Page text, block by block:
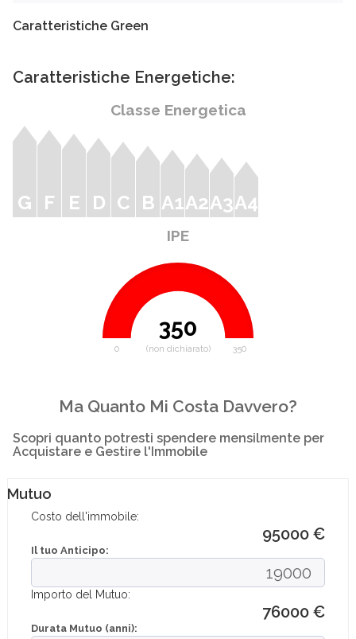
Caratteristiche Green
Caratteristiche Energetiche:
Classe Energetica
G F E D C B A1A2A3A4
IPE
350
(non dichiarato)
0 350
Ma Quanto Mi Costa Davvero?
Scopri quanto potresti spendere mensilmente per
Acquistare e Gestire l'Immobile
Mutuo
Costo dell'immobile:
95000 €
Il tuo Anticipo:
Importo del Mutuo:
76000 €
Durata Mutuo (anni):